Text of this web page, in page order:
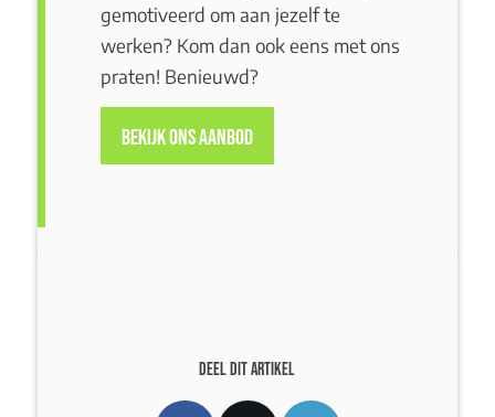
gemotiveerd om aan jezelf te
werken? Kom dan ook eens met ons
praten! Benieuwd?
BEKIJK ONS AANBOD
DEEL DIT ARTIKEL